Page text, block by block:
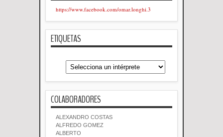
https://www.facebook.com/omar.longhi.3
ETIQUETAS
COLABORADORES
ALEXANDRO COSTAS
ALFREDO GOMEZ
ALBERTO